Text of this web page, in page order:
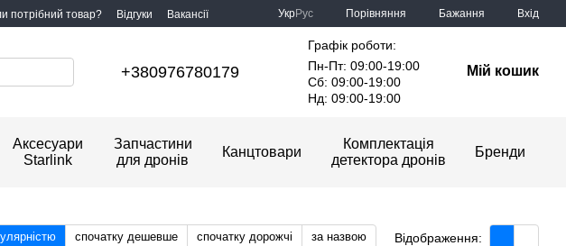
потрібний товар? Відгуки Вакансії УкрРус Порівняння Бажання Вхід
+380976780179
Графік роботи:
Пн-Пт: 09:00-19:00
Сб: 09:00-19:00
Нд: 09:00-19:00
Мій кошик
Аксесуари
Starlink
Запчастини
для дронів
Канцтовари
Комплектація
детектора дронів
Бренди
спочатку дешевше спочатку дорожчі за назвою Відображення: